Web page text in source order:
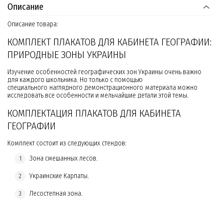
Описание
Описание товара:
КОМПЛЕКТ ПЛАКАТОВ ДЛЯ КАБИНЕТА ГЕОГРАФИИ:
ПРИРОДНЫЕ ЗОНЫ УКРАИНЫ
Изучение особенностей географических зон Украины очень важно
для каждого школьника. Но только с помощью
специального наглядного демонстрационного материала можно
исследовать все особенности и мельчайшие детали этой темы.
КОМПЛЕКТАЦИЯ ПЛАКАТОВ ДЛЯ КАБИНЕТА
ГЕОГРАФИИ
Комплект состоит из следующих стендов:
Зона смешанных лесов.
Украинские Карпаты.
Лесостепная зона.